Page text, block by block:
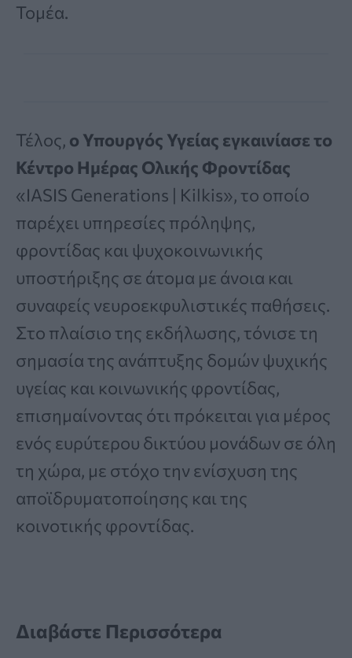
Τομέα.
Τέλος, ο Υπουργός Υγείας εγκαινίασε το
Κέντρο Ημέρας Ολικής Φροντίδας
«IASIS Generations | Kilkis», το οποίο
παρέχει υπηρεσίες πρόληψης,
φροντίδας και ψυχοκοινωνικής
υποστήριξης σε άτομα με άνοια και
συναφείς νευροεκφυλιστικές παθήσεις.
Στο πλαίσιο της εκδήλωσης, τόνισε τη
σημασία της ανάπτυξης δομών ψυχικής
υγείας και κοινωνικής φροντίδας,
επισημαίνοντας ότι πρόκειται για μέρος
ενός ευρύτερου δικτύου μονάδων σε όλη
τη χώρα, με στόχο την ενίσχυση της
αποϊδρυματοποίησης και της
κοινοτικής φροντίδας.
Διαβάστε Περισσότερα